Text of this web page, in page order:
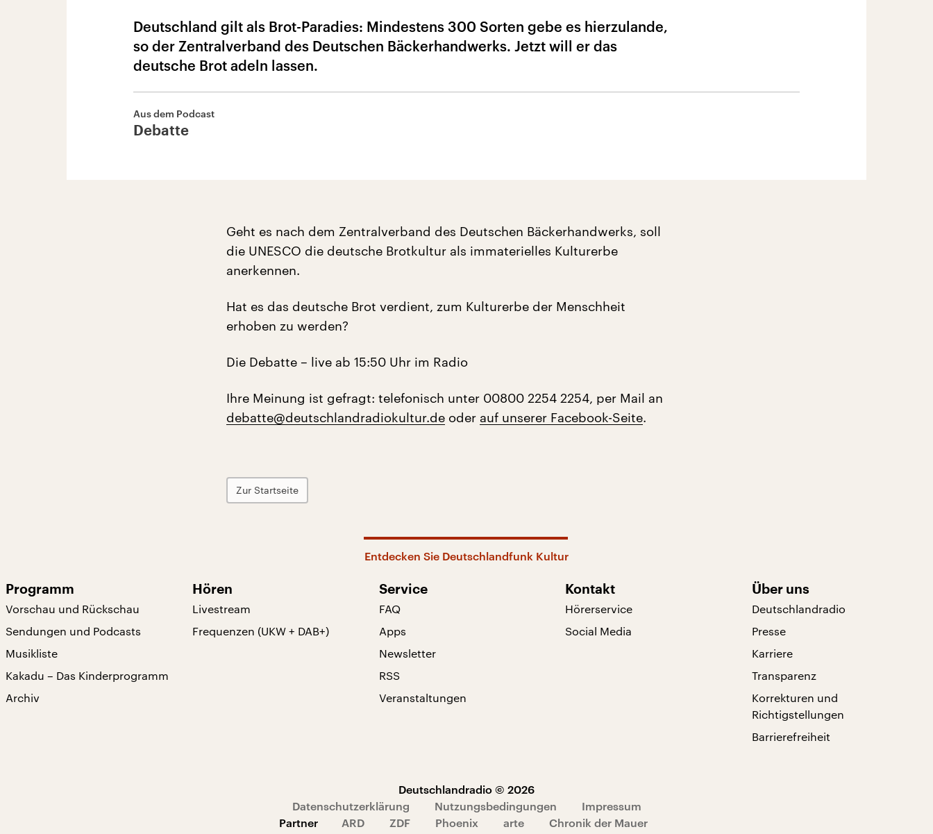
Deutschland gilt als Brot-Paradies: Mindestens 300 Sorten gebe es hierzulande,
so der Zentralverband des Deutschen Bäckerhandwerks. Jetzt will er das
deutsche Brot adeln lassen.
Aus dem Podcast
Debatte
Geht es nach dem Zentralverband des Deutschen Bäckerhandwerks, soll
die UNESCO die deutsche Brotkultur als immaterielles Kulturerbe
anerkennen.
Hat es das deutsche Brot verdient, zum Kulturerbe der Menschheit
erhoben zu werden?
Die Debatte – live ab 15:50 Uhr im Radio
Ihre Meinung ist gefragt: telefonisch unter 00800 2254 2254, per Mail an
debatte@deutschlandradiokultur.de oder auf unserer Facebook-Seite.
Zur Startseite
Entdecken Sie Deutschlandfunk Kultur
Programm
Vorschau und Rückschau
Sendungen und Podcasts
Musikliste
Kakadu – Das Kinderprogramm
Archiv
Hören
Livestream
Frequenzen (UKW + DAB+)
Service
FAQ
Apps
Newsletter
RSS
Veranstaltungen
Kontakt
Hörerservice
Social Media
Über uns
Deutschlandradio
Presse
Karriere
Transparenz
Korrekturen und
Richtigstellungen
Barrierefreiheit
Deutschlandradio © 2026
Datenschutzerklärung
Nutzungsbedingungen
Impressum
Partner
ARD ZDF Phoenix arte Chronik der Mauer